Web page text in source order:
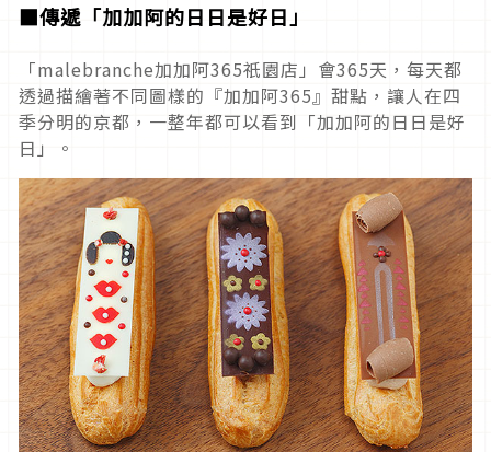
■傳遞「加加阿的日日是好日」
「malebranche加加阿365祇園店」會365天，每天都
透過描繪著不同圖樣的『加加阿365』甜點，讓人在四
季分明的京都，一整年都可以看到「加加阿的日日是好
日」。